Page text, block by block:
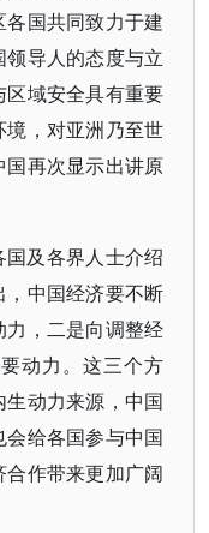
国共同致力于建
导人的态度与立
域安全具有重要
，对亚洲乃至世
再次显示出讲原
及各界人士介绍
中国经济要不断
，二是向调整经
动力。这三个方
动力来源，中国
给各国参与中国
作带来更加广阔